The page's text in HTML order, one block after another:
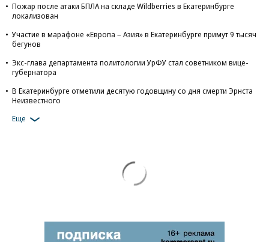
Пожар после атаки БПЛА на складе Wildberries в Екатеринбурге
локализован
Участие в марафоне «Европа – Азия» в Екатеринбурге примут 9 тысяч
бегунов
Экс-глава департамента политологии УрФУ стал советником вице-
губернатора
В Екатеринбурге отметили десятую годовщину со дня смерти Эрнста
Неизвестного
Еще